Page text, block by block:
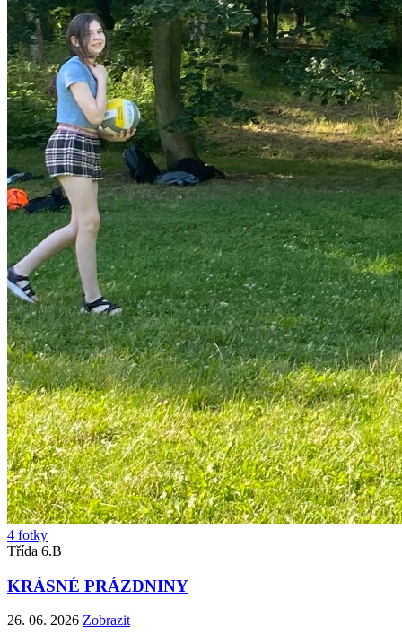
4 fotky
Třída 6.B
KRÁSNÉ PRÁZDNINY
26. 06. 2026 Zobrazit